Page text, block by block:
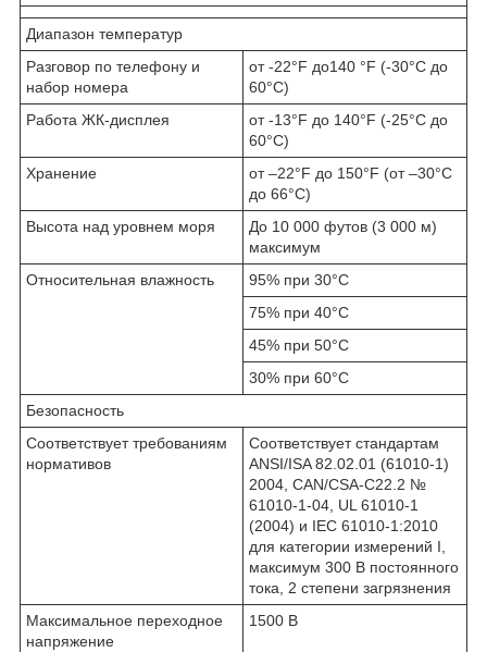
Диапазон температур
Разговор по телефону и
набор номера
от -22°F до140 °F (-30°C до
60°C)
Работа ЖК-дисплея
от -13°F до 140°F (-25°C до
60°C)
Хранение
от –22°F до 150°F (от –30°C
до 66°C)
Высота над уровнем моря
До 10 000 футов (3 000 м)
максимум
Относительная влажность
95% при 30°C
75% при 40°C
45% при 50°C
30% при 60°C
Безопасность
Соответствует требованиям
нормативов
Соответствует стандартам
ANSI/ISA 82.02.01 (61010-1)
2004, CAN/CSA-C22.2 №
61010-1-04, UL 61010-1
(2004) и IEC 61010-1:2010
для категории измерений I,
максимум 300 В постоянного
тока, 2 степени загрязнения
Максимальное переходное
напряжение
1500 В